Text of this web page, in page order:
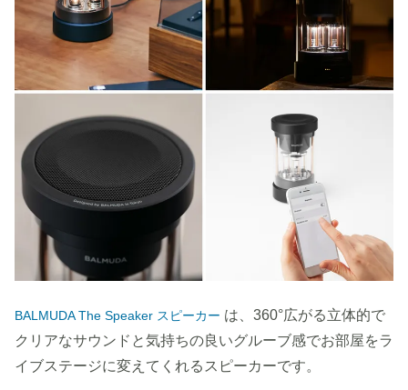
BALMUDA The Speaker スピーカー は、360°広がる立体的で
クリアなサウンドと気持ちの良いグルーブ感でお部屋をラ
イブステージに変えてくれるスピーカーです。